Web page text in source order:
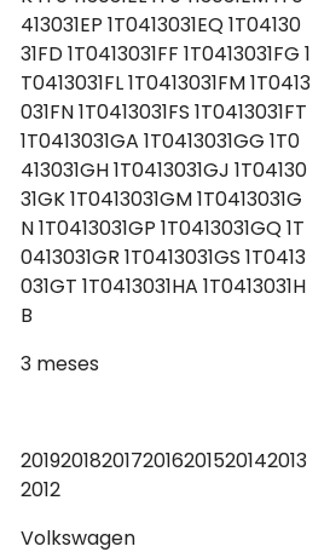
413031EP 1T0413031EQ 1T04130
31FD 1T0413031FF 1T0413031FG 1
T0413031FL 1T0413031FM 1T0413
031FN 1T0413031FS 1T0413031FT
1T0413031GA 1T0413031GG 1T0
413031GH 1T0413031GJ 1T04130
31GK 1T0413031GM 1T0413031G
N 1T0413031GP 1T0413031GQ 1T
0413031GR 1T0413031GS 1T0413
031GT 1T0413031HA 1T0413031H
B
3 meses
2019201820172016201520142013
2012
Volkswagen